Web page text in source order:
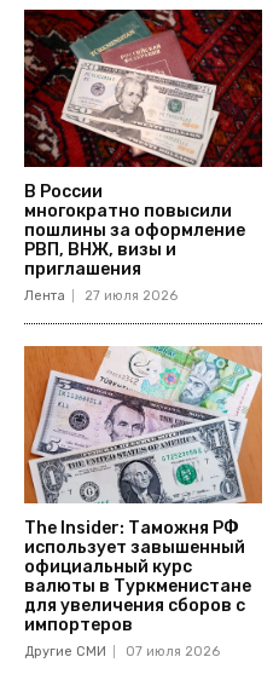
В России
многократно повысили
пошлины за оформление
РВП, ВНЖ, визы и
приглашения
Лента 27 июля 2026
The Insider: Таможня РФ
использует завышенный
официальный курс
валюты в Туркменистане
для увеличения сборов с
импортеров
Другие СМИ 07 июля 2026